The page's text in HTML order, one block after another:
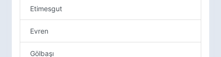
Etimesgut
Evren
Gölbaşı